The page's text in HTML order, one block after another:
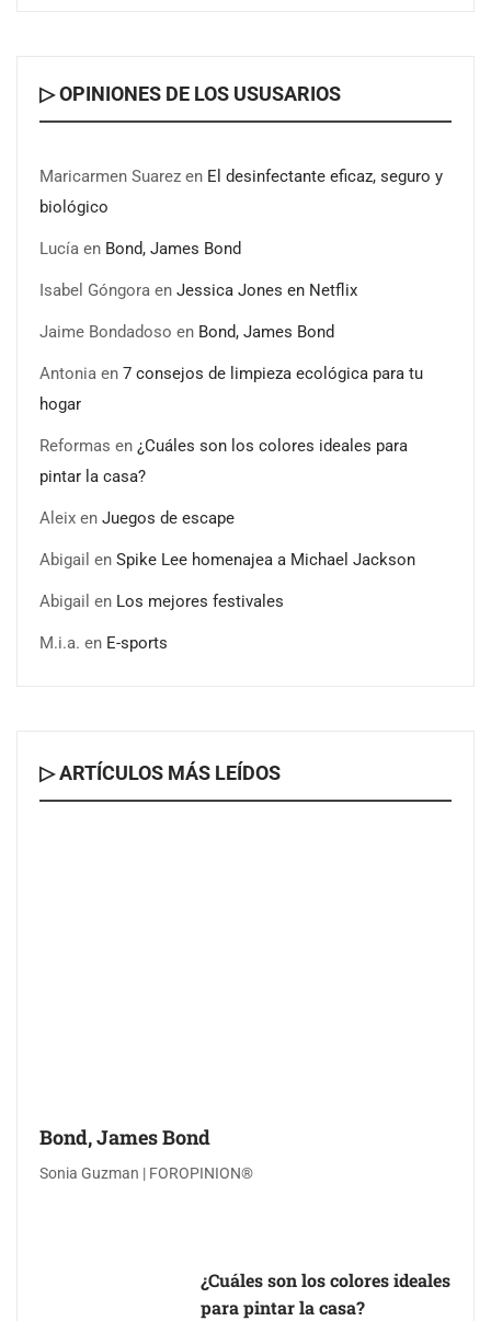
para el eclipse solar del 12 de agosto
‘El ransomware se puede vencer. No pagues el rescate’:
el nuevo libro de Juan Ricardo Palacio Escobar
▷ OPINIONES DE LOS USUSARIOS
Maricarmen Suarez en El desinfectante eficaz, seguro y
biológico
Lucía en Bond, James Bond
Isabel Góngora en Jessica Jones en Netflix
Jaime Bondadoso en Bond, James Bond
Antonia en 7 consejos de limpieza ecológica para tu
hogar
Reformas en ¿Cuáles son los colores ideales para
pintar la casa?
Aleix en Juegos de escape
Abigail en Spike Lee homenajea a Michael Jackson
Abigail en Los mejores festivales
M.i.a. en E-sports
▷ ARTÍCULOS MÁS LEÍDOS
Bond, James Bond
Sonia Guzman | FOROPINION®
¿Cuáles son los colores ideales
para pintar la casa?